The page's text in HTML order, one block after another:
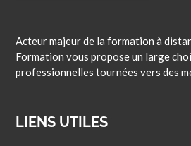
Acteur majeur de la formation à
Formation vous propose un large
professionnelles tournées vers des
LIENS UTILES